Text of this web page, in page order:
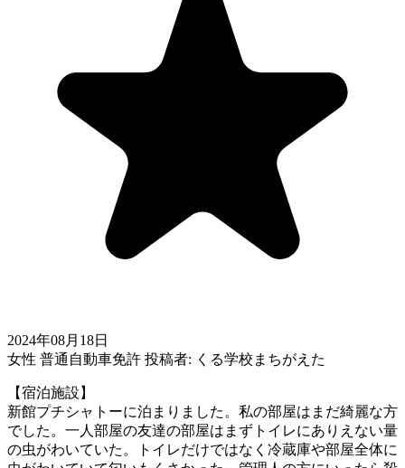
2024年08月18日
女性 普通自動車免許 投稿者: くる学校まちがえた
【宿泊施設】
新館プチシャトーに泊まりました。私の部屋はまだ綺麗な方
でした。一人部屋の友達の部屋はまずトイレにありえない量
の虫がわいていた。トイレだけではなく冷蔵庫や部屋全体に